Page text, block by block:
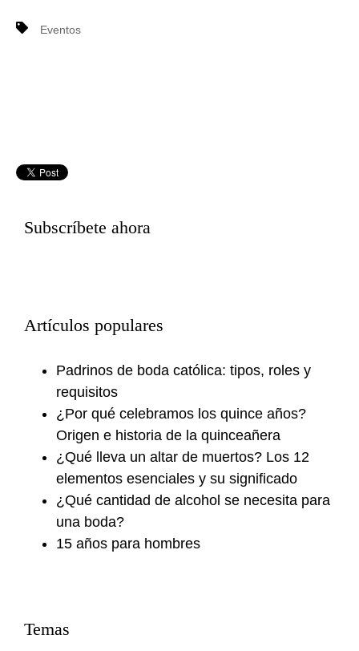
Eventos
Subscríbete ahora
Artículos populares
Padrinos de boda católica: tipos, roles y
requisitos
¿Por qué celebramos los quince años?
Origen e historia de la quinceañera
¿Qué lleva un altar de muertos? Los 12
elementos esenciales y su significado
¿Qué cantidad de alcohol se necesita para
una boda?
15 años para hombres
Temas